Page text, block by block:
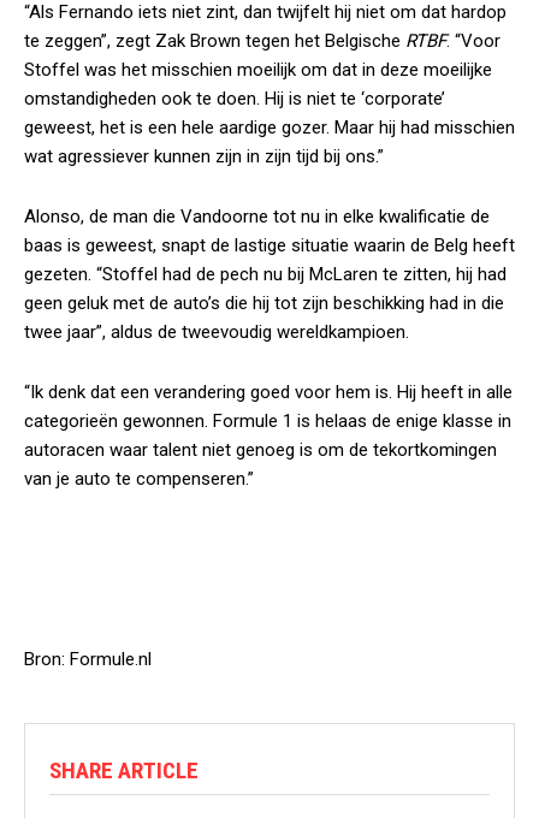
“Als Fernando iets niet zint, dan twijfelt hij niet om dat hardop
te zeggen”, zegt Zak Brown tegen het Belgische RTBF. “Voor
Stoffel was het misschien moeilijk om dat in deze moeilijke
omstandigheden ook te doen. Hij is niet te ‘corporate’
geweest, het is een hele aardige gozer. Maar hij had misschien
wat agressiever kunnen zijn in zijn tijd bij ons.”
Alonso, de man die Vandoorne tot nu in elke kwalificatie de
baas is geweest, snapt de lastige situatie waarin de Belg heeft
gezeten. “Stoffel had de pech nu bij McLaren te zitten, hij had
geen geluk met de auto’s die hij tot zijn beschikking had in die
twee jaar”, aldus de tweevoudig wereldkampioen.
“Ik denk dat een verandering goed voor hem is. Hij heeft in alle
categorieën gewonnen. Formule 1 is helaas de enige klasse in
autoracen waar talent niet genoeg is om de tekortkomingen
van je auto te compenseren.”
Bron: Formule.nl
SHARE ARTICLE